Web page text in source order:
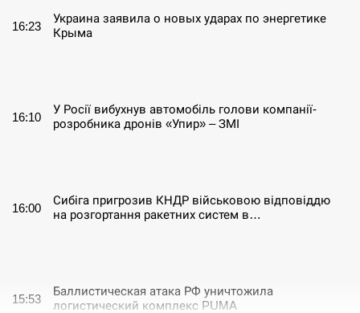
16:23
Украина заявила о новых ударах по энергетике
Крыма
16:10
У Росії вибухнув автомобіль голови компанії-
розробника дронів «Упир» – ЗМІ
16:00
Сибіга пригрозив КНДР військовою відповіддю
на розгортання ракетних систем в…
15:53
Баллистическая атака РФ уничтожила
логистический комплекс PUMA